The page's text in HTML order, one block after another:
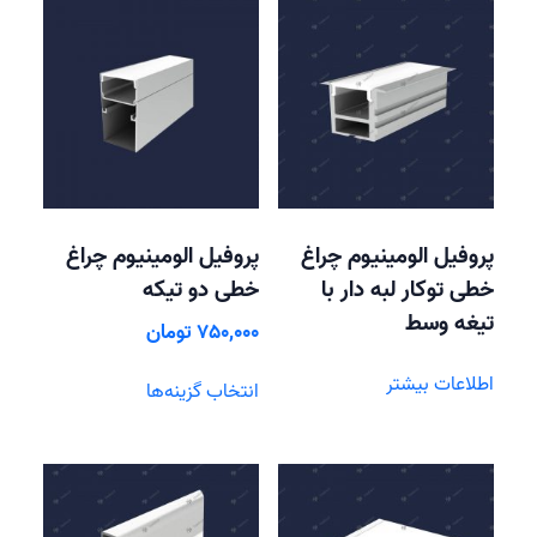
پروفیل الومینیوم چراغ
خطی توکار لبه دار با
تیغه وسط
اطلاعات بیشتر
پروفیل الومینیوم چراغ
خطی دو تیکه
750,000تومان
انتخاب گزینه‌هامحصول
انواع
می